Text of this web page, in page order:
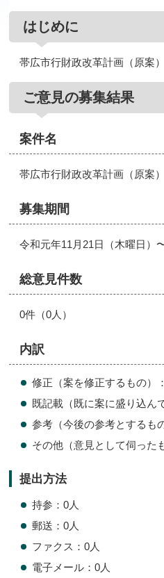
はじめに
帯広市行財政改革計画（原案
ご意見の募集結果
案件名
帯広市行財政改革計画（原案）
募集期間
令和元年11月21日（木曜日）
総意見件数
0件（0人）
内訳
修正（案を修正するもの）
既記載（既に案に盛り込ん
参考（今後の参考とするも
その他（意見として伺った
提出方法
持参：0人
郵送：0人
ファクス：0人
電子メール：0人